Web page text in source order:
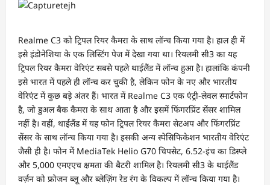
Realme C3 को ट्रिपल रियर कैमरा के साथ लॉन्च किया गया है। हाल ही में
इसे इंडोनेशिया के एक लिस्टिंग पेज में देखा गया था। रियलमी सी3 का यह
ट्रिपल रियर कैमरा वेरिएंट सबसे पहले थाईलैंड में लॉन्च हुआ है। हालांकि कंपनी
इसे भारत में पहले ही लॉन्च कर चुकी है, लेकिन फोन के नए और भारतीय
वेरिएंट में कुछ बड़े अंतर हैं। भारत में Realme C3 एक एंट्री-लेवल स्मार्टफोन
है, जो डुअल बैक कैमरा के साथ आता है और इसमें फिंगरप्रिंट सेंसर शामिल
नहीं है। वहीं, थाईलैंड में यह फोन ट्रिपल रियर कैमरा सेटअप और फिंगरप्रिंट
सेंसर के साथ लॉन्च किया गया है। इसकी अन्य स्पेसिफिकेशन भारतीय वेरिएंट
जैसी ही है। फोन में MediaTek Helio G70 चिपसेट, 6.52-इंच का डिस्प्ले
और 5,000 एमएएच क्षमता की बैटरी शामिल है। रियलमी सी3 के थाईलैंड
वर्ज़न को फ्रोजन ब्लू और ब्लेज़िंग रेड रंग के विकल्प में लॉन्च किया गया है।